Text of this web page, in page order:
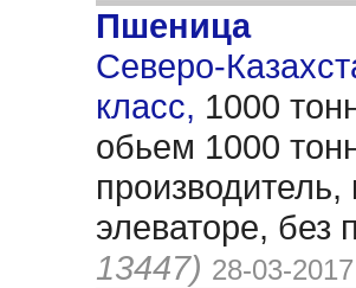
Пшеница
Северо-
класс, 1000
обьем 1000
элеваторе, без
13447) 28-03-2017